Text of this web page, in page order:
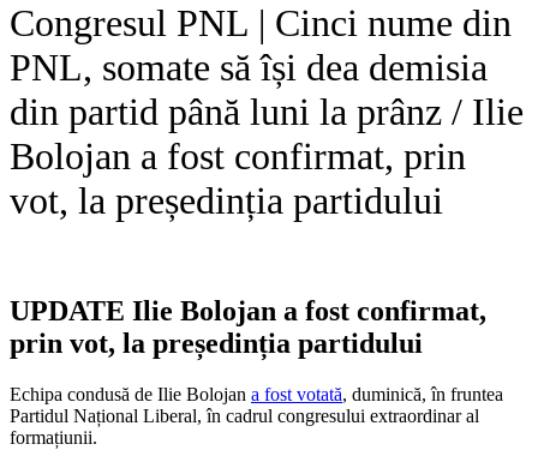
Congresul PNL | Cinci nume din
PNL, somate să își dea demisia
din partid până luni la prânz / Ilie
Bolojan a fost confirmat, prin
vot, la președinția partidului
UPDATE Ilie Bolojan a fost confirmat,
prin vot, la președinția partidului
Echipa condusă de Ilie Bolojan a fost votată, duminică, în fruntea
Partidul Național Liberal, în cadrul congresului extraordinar al
formațiunii.